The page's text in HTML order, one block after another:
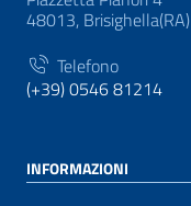
48013, Brisighella(RA)
Telefono
(+39) 0546 81214
INFORMAZIONI